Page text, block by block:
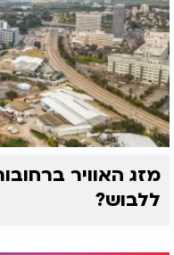
מזג האוויר
ללבוש?